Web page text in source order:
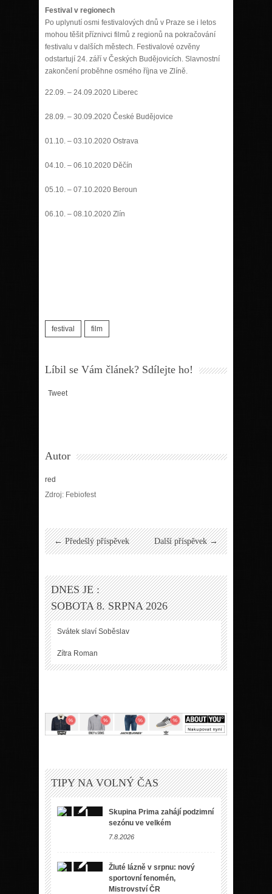
Festival v regionech
Po uplynutí osmi festivalových dnů v Praze se i letos
mohou těšit příznivci filmů z regionů na pokračování
festivalu v dalších městech. Festivalové ozvěny
odstartují 24. září v Českých Budějovicích. Slavnostní
zakončení proběhne osmého října ve Zlíně.
22.09. – 24.09.2020 Liberec
28.09. – 30.09.2020 České Budějovice
01.10. – 03.10.2020 Ostrava
04.10. – 06.10.2020 Děčín
05.10. – 07.10.2020 Beroun
06.10. – 08.10.2020 Zlín
festival film
Líbil se Vám článek? Sdílejte ho!
Tweet
Autor
red
Zdroj: Febiofest
← Předešlý příspěvek Další příspěvek →
DNES JE :
SOBOTA 8. SRPNA 2026
Svátek slaví Soběslav
Zítra Roman
TIPY NA VOLNÝ ČAS
Skupina Prima zahájí podzimní
sezónu ve velkém
7.8.2026
Žluté lázně v srpnu: nový
sportovní fenomén,
Mistrovství ČR